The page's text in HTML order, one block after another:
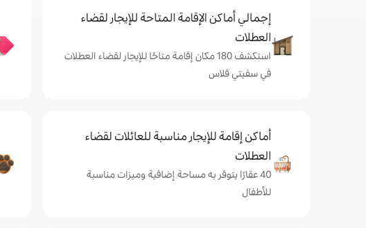
إجمالي أماكن الإقامة المتاحة للإيجار لقضاء
العطلات
استكشف 180 مكان إقامة متاحًا للإيجار لقضاء العطلات
في سفيتي فلاس
أماكن إقامة للإيجار مناسبة للعائلات لقضاء
العطلات
40 عقارًا يتوفر به مساحة إضافية وميزات مناسبة
للأطفال